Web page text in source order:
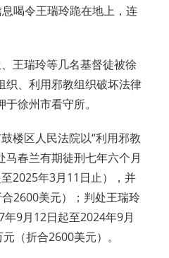
喝令王瑞玲跪在地上，连
王瑞玲等几名基督徒被徐
织、利用邪教组织破坏法律
徐州市看守所。
楼区人民法院以“利用邪教
马春兰有期徒刑七年六个月
2025年3月11日止），并
2600美元）；判处王瑞玲
9月12日起至2024年9月
（折合2600美元）。